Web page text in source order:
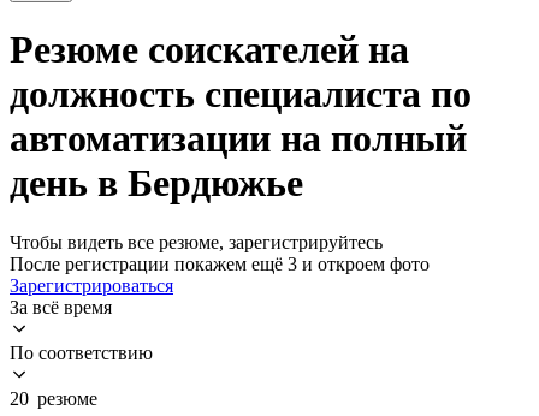
Резюме соискателей на
должность специалиста по
автоматизации на полный
день в Бердюжье
Чтобы видеть все резюме, зарегистрируйтесь
После регистрации покажем ещё 3 и откроем фото
Зарегистрироваться
За всё время
По соответствию
20 резюме